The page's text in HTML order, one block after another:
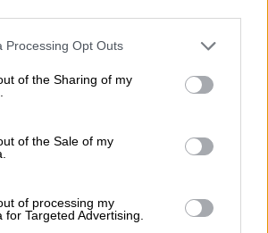
website/app uses one or more Google
or usage behaviour. You may click to
to Google and its third-party tags to
specified purposes in below Google
Processing Opt Outs
of the Sharing of my
of the Sale of my
of processing my
for Targeted Advertising.
that erupted off
island of Tonga at
after the explosion
its sea-level crater and
mass, obscuring it from
News